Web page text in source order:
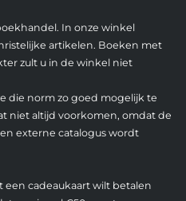
In onze winkel
artikelen. Boeken met
zult u in de winkel niet
die norm zo goed mogelijk te
niet altijd voorkomen, omdat de
externe catalogus wordt
een cadeaukaart wilt betalen